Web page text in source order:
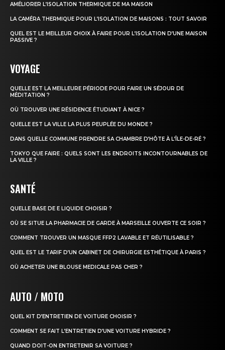
AMÉLIORER L’ISOLATION THERMIQUE DE MA MAISON
LA CAMÉRA THERMIQUE POUR L’ISOLATION DE MAISONS : TOUT SAVOIR
QUEL EST LE MEILLEUR CHOIX À FAIRE POUR L’ISOLATION D’UNE MAISON
PASSIVE ?
VOYAGE
QUELLE EST LA MEILLEURE PÉRIODE POUR FAIRE UN SÉJOUR DE
MÉDITATION ?
OÙ TROUVER UNE RÉSIDENCE ÉTUDIANT À NICE ?
QUELLE EST LA VILLE LA PLUS PEUPLÉE DU MONDE ?
DANS QUELLE COMMUNE PRENDRE SA CHAMBRE D’HÔTE À L’ÎLE-DE-RÉ ?
TOKYO QUE FAIRE : QUELS SONT LES ENDROITS INCONTOURNABLES DE
LA VILLE ?
SANTÉ
QUELLE BASE DE E LIQUIDE CHOISIR ?
OÙ SE SITUE LA PHARMACIE DE GARDE À MARSEILLE OUVERTE CE SOIR ?
COMMENT TROUVER UN MASQUE FFP2 LAVABLE ET RÉUTILISABLE ?
QUEL EST LE TARIF D’UN CABINET DE CHIRURGIE ESTHÉTIQUE À PARIS ?
OÙ ACHETER UNE BLOUSE MEDICALE PAS CHER ?
AUTO / MOTO
QUEL KIT D’ENTRETIEN DE VOITURE CHOISIR ?
COMMENT SE FAIT L’ENTRETIEN D’UNE VOITURE HYBRIDE ?
QUAND DOIT-ON ENTRETENIR SA VOITURE ?